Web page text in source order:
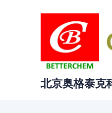
北京奥格泰克